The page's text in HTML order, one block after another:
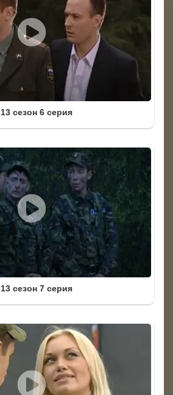
13 сезон 6 серия
13 сезон 7 серия